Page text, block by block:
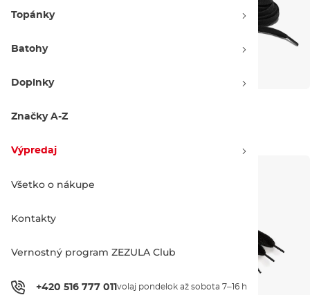
Topánky
Batohy
Doplnky
Značky A-Z
Výpredaj
Všetko o nákupe
Kontakty
Vernostný program ZEZULA Club
+420 516 777 011 volaj pondelok až sobota 7–16 h